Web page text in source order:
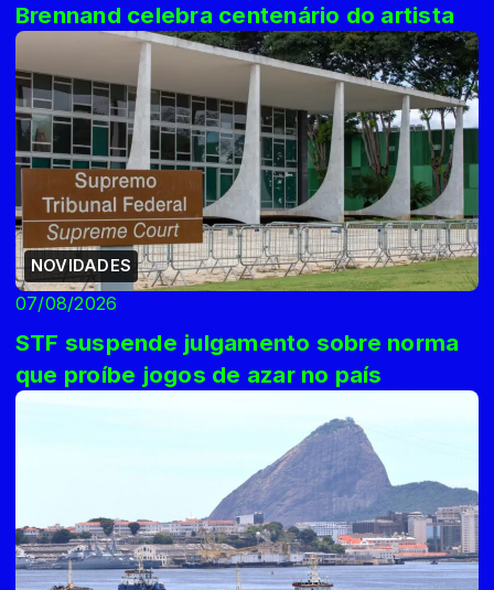
Brennand celebra centenário do artista
NOVIDADES
07/08/2026
STF suspende julgamento sobre norma
que proíbe jogos de azar no país